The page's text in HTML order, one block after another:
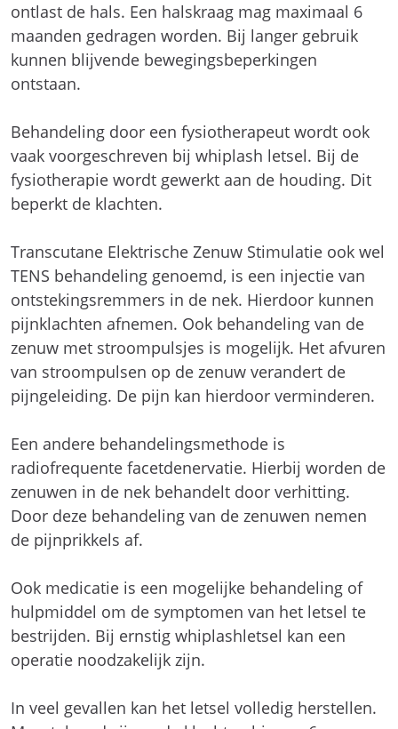
ontlast de hals. Een halskraag mag maximaal 6
maanden gedragen worden. Bij langer gebruik
kunnen blijvende bewegingsbeperkingen
ontstaan.
Behandeling door een fysiotherapeut wordt ook
vaak voorgeschreven bij whiplash letsel. Bij de
fysiotherapie wordt gewerkt aan de houding. Dit
beperkt de klachten.
Transcutane Elektrische Zenuw Stimulatie ook wel
TENS behandeling genoemd, is een injectie van
ontstekingsremmers in de nek. Hierdoor kunnen
pijnklachten afnemen. Ook behandeling van de
zenuw met stroompulsjes is mogelijk. Het afvuren
van stroompulsen op de zenuw verandert de
pijngeleiding. De pijn kan hierdoor verminderen.
Een andere behandelingsmethode is
radiofrequente facetdenervatie. Hierbij worden de
zenuwen in de nek behandelt door verhitting.
Door deze behandeling van de zenuwen nemen
de pijnprikkels af.
Ook medicatie is een mogelijke behandeling of
hulpmiddel om de symptomen van het letsel te
bestrijden. Bij ernstig whiplashletsel kan een
operatie noodzakelijk zijn.
In veel gevallen kan het letsel volledig herstellen.